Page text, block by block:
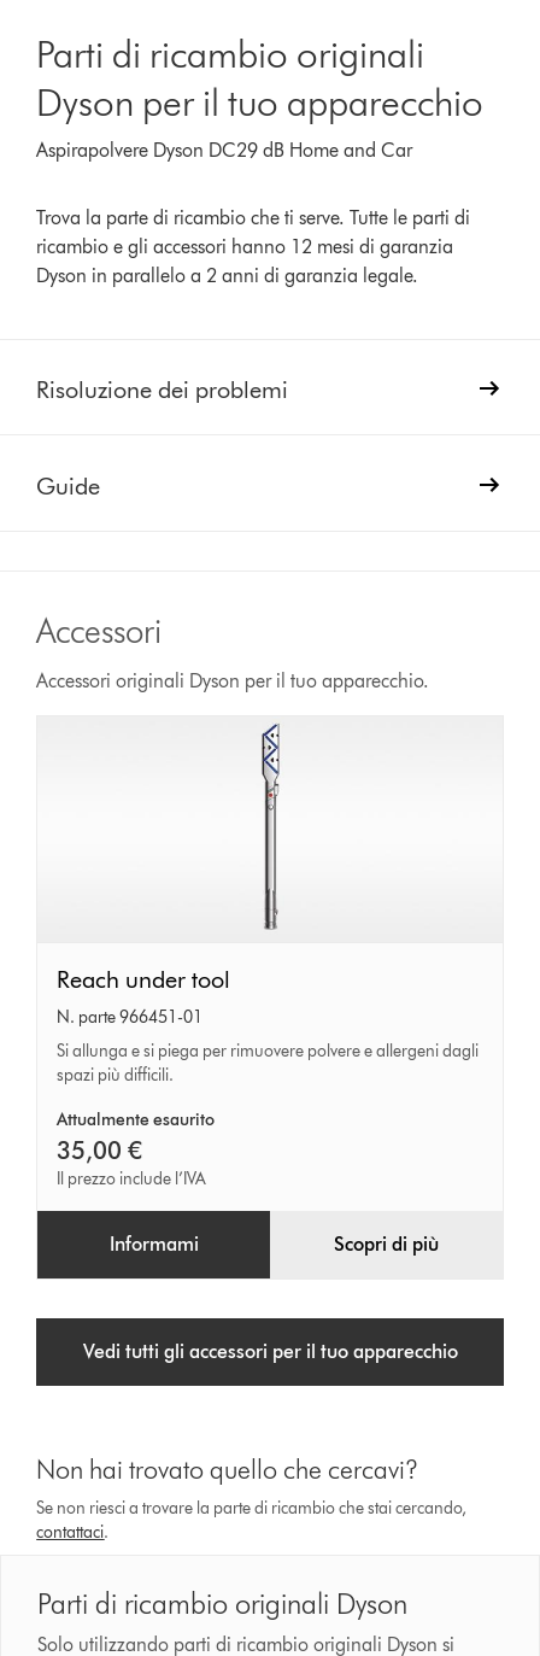
Parti di ricambio originali
Dyson per il tuo apparecchio
Aspirapolvere Dyson DC29 dB Home and Car
Trova la parte di ricambio che ti serve. Tutte le parti di
ricambio e gli accessori hanno 12 mesi di garanzia
Dyson in parallelo a 2 anni di garanzia legale.
Risoluzione dei problemi
Guide
Accessori
Accessori originali Dyson per il tuo apparecchio.
Reach
under
tool
Reach under tool
N. parte 966451-01
Si allunga e si piega per rimuovere polvere e allergeni dagli
spazi più difficili.
Attualmente esaurito
35,00 €
Il prezzo include l’IVA
Informami Scopri di più
Vedi tutti gli accessori per il tuo apparecchio
Non hai trovato quello che cercavi?
Se non riesci a trovare la parte di ricambio che stai cercando,
contattaci.
Parti di ricambio originali Dyson
Solo utilizzando parti di ricambio originali Dyson si